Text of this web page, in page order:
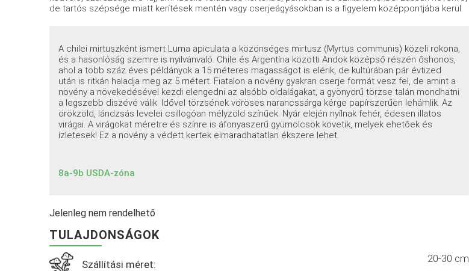
de tartós szépsége miatt kerítések mentén vagy cserjeágyásokban is a figyelem középpontjába kerül.
A chilei mirtuszként ismert Luma apiculata a közönséges mirtusz (Myrtus communis) közeli rokona,
és a hasonlóság szemre is nyilvánvaló. Chile és Argentína közötti Andok középső részén őshonos,
ahol a több száz éves példányok a 15 méteres magasságot is elérik, de kultúrában pár évtized
után is ritkán haladja meg az 5 métert. Fiatalon a növény gyakran cserje formát vesz fel, de amint a
növény a növekedésével kezdi elengedni az alsóbb oldalágakat, a gyönyörű törzse talán mondhatni
a legszebb díszévé válik. Idővel törzsének vöröses narancssárga kérge papírszerűen lehámlik. Az
örökzöld, lándzsás levelei csillogóan mélyzöld színűek. Nyár elején nyílnak fehér, édesen illatos
virágai. A virágokat méretre és színre is áfonyaszerű gyümölcsök követik, melyek ehetőek és
ízletesek! Ez a növény a védett kertek elmaradhatatlan ékszere lehet.
8a-9b USDA-zóna
Jelenleg nem rendelhető
TULAJDONSÁGOK
Szállítási méret: 20-30 cm